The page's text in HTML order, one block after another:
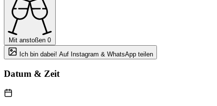
Mit anstoßen 0
Ich bin dabei! Auf Instagram & WhatsApp teilen
Datum & Zeit